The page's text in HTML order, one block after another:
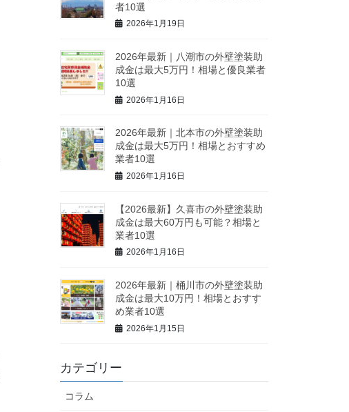
者10選
2026年1月19日
2026年最新｜八潮市の外壁塗装助
成金は最大5万円！相場と優良業者
10選
2026年1月16日
2026年最新｜北本市の外壁塗装助
成金は最大5万円！相場とおすすめ
業者10選
2026年1月16日
【2026最新】久喜市の外壁塗装助
成金は最大60万円も可能？相場と
業者10選
2026年1月16日
2026年最新｜桶川市の外壁塗装助
成金は最大10万円！相場とおすす
め業者10選
2026年1月15日
カテゴリー
コラム